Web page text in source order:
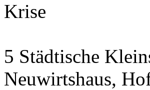
Krise
5 Städtische
Neuwirtshaus,